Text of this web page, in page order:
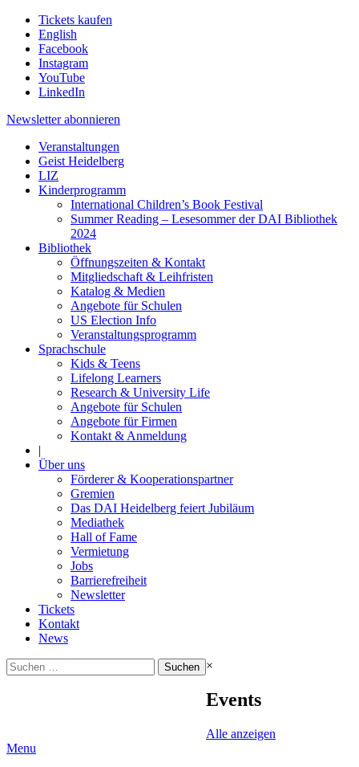
Tickets kaufen
English
Facebook
Instagram
YouTube
LinkedIn
Newsletter abonnieren
Veranstaltungen
Geist Heidelberg
LIZ
Kinderprogramm
International Children’s Book Festival
Summer Reading – Lesesommer der DAI Bibliothek
2024
Bibliothek
Öffnungszeiten & Kontakt
Mitgliedschaft & Leihfristen
Katalog & Medien
Angebote für Schulen
US Election Info
Veranstaltungsprogramm
Sprachschule
Kids & Teens
Lifelong Learners
Research & University Life
Angebote für Schulen
Angebote für Firmen
Kontakt & Anmeldung
|
Über uns
Förderer & Kooperationspartner
Gremien
Das DAI Heidelberg feiert Jubiläum
Mediathek
Hall of Fame
Vermietung
Jobs
Barrierefreiheit
Newsletter
Tickets
Kontakt
News
Suchen
nach:
×
Events
Alle anzeigen
Menu